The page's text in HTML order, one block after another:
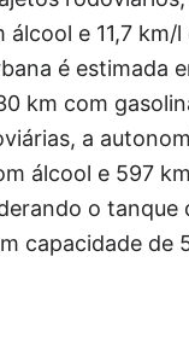
álcool e 11,7 km/
é estimada
km com
a
álcool e 597
o tanque
capacidade de